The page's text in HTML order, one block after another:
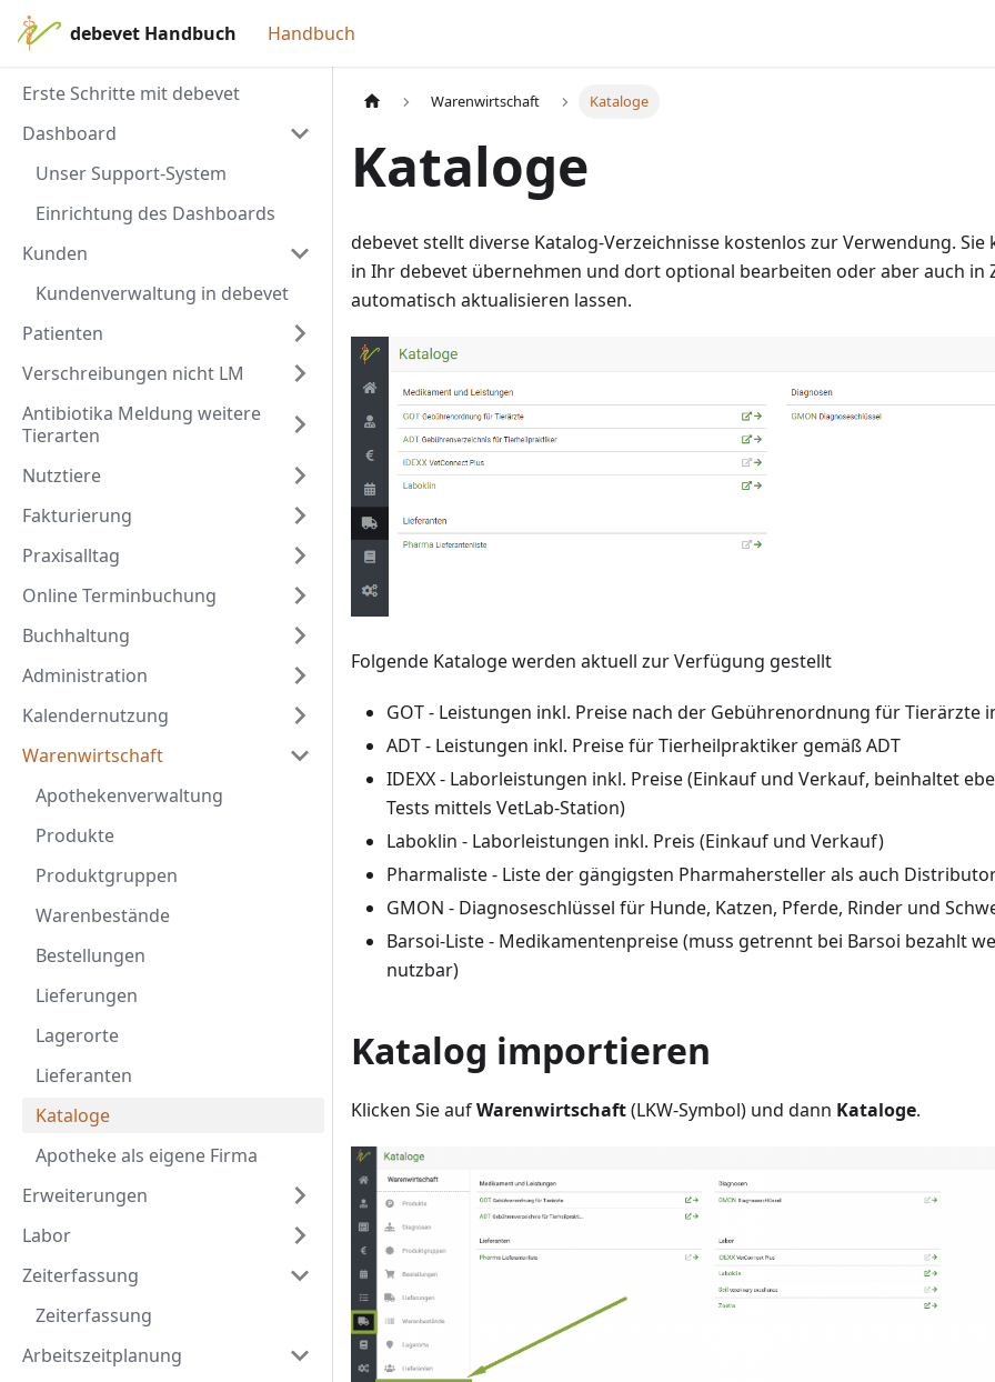
debevet Handbuch Handbuch
Erste Schritte mit debevet
Dashboard
Unser Support-System
Einrichtung des Dashboards
Kunden
Kundenverwaltung in debevet
Patienten
Verschreibungen nicht LM
Antibiotika Meldung weitere
Tierarten
Nutztiere
Fakturierung
Praxisalltag
Online Terminbuchung
Buchhaltung
Administration
Kalendernutzung
Warenwirtschaft
Apothekenverwaltung
Produkte
Produktgruppen
Warenbestände
Bestellungen
Lieferungen
Lagerorte
Lieferanten
Kataloge
Apotheke als eigene Firma
Erweiterungen
Labor
Zeiterfassung
Zeiterfassung
Arbeitszeitplanung
Warenwirtschaft Kataloge
Kataloge
debevet stellt diverse Katalog-Verzeichnisse kostenlos zur Verwendung. Sie
in Ihr debevet übernehmen und dort optional bearbeiten oder aber auch in
automatisch aktualisieren lassen.
Folgende Kataloge werden aktuell zur Verfügung gestellt
GOT - Leistungen inkl. Preise nach der Gebührenordnung für Tierärzte
ADT - Leistungen inkl. Preise für Tierheilpraktiker gemäß ADT
IDEXX - Laborleistungen inkl. Preise (Einkauf und Verkauf, beinhaltet
Tests mittels VetLab-Station)
Laboklin - Laborleistungen inkl. Preis (Einkauf und Verkauf)
Pharmaliste - Liste der gängigsten Pharmahersteller als auch
GMON - Diagnoseschlüssel für Hunde, Katzen, Pferde, Rinder und
Barsoi-Liste - Medikamentenpreise (muss getrennt bei Barsoi bezahlt
nutzbar)
Katalog importieren
Klicken Sie aufWarenwirtschaft(LKW-Symbol) und dann Kataloge.